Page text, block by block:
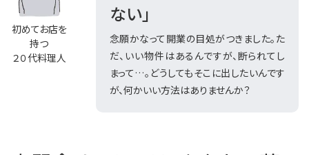
初めてお店を
持つ
２０代料理人
ない」
念願かなって開業の目処がつきました。た
だ、いい物件はあるんですが、断られてし
まって…。どうしてもそこに出したいんです
が、何かいい方法はありませんか？